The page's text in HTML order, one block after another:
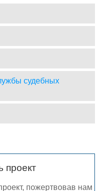
судебных
проект
пожертвовав нам